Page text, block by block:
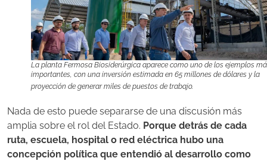
La planta Fermosa Biosiderúrgica aparece como uno de los ejemplos
importantes, con una inversión estimada en 65 millones de dólares y la
proyección de generar miles de puestos de trabajo.
Nada de esto puede separarse de una discusión más
amplia sobre el rol del Estado. Porque detrás de cada
ruta, escuela, hospital o red eléctrica hubo una
concepción política que entendió al desarrollo como